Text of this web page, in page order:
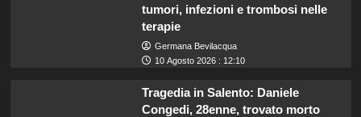
tumori, infezioni e trombosi nelle
terapie
Germana Bevilacqua
10 Agosto 2026 : 12:10
Tragedia in Salento: Daniele
Congedi, 28enne, trovato morto